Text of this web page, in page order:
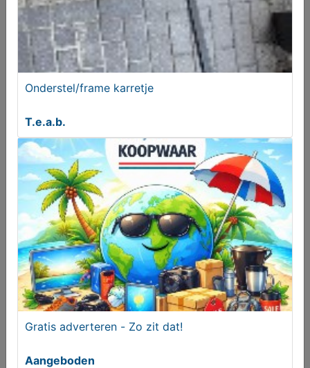
T.e.a.b.
Beertjes bak
GRATIS
Onderstel/frame karretje
T.e.a.b.
Gratis adverteren - Zo zit dat!
Aangeboden